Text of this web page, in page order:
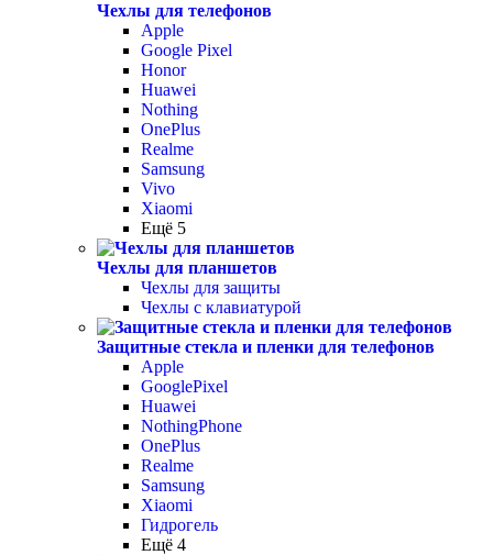
Чехлы для телефонов
Apple
Google Pixel
Honor
Huawei
Nothing
OnePlus
Realme
Samsung
Vivo
Xiaomi
Ещё 5
Чехлы для планшетов
Чехлы для защиты
Чехлы с клавиатурой
Защитные стекла и пленки для телефонов
Apple
GooglePixel
Huawei
NothingPhone
OnePlus
Realme
Samsung
Xiaomi
Гидрогель
Ещё 4